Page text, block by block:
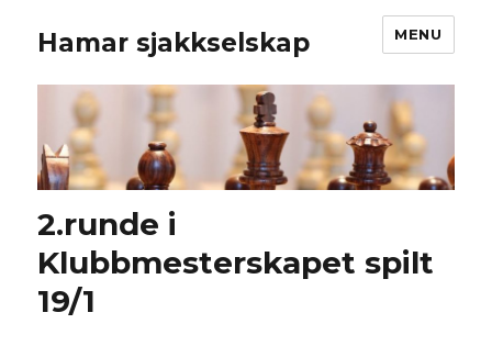
Hamar sjakkselskap MENU
2.runde i
Klubbmesterskapet spilt
19/1